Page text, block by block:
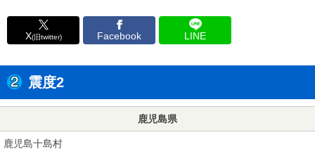
X(旧twitter) Facebook LINE
震度2
鹿児島県
鹿児島十島村